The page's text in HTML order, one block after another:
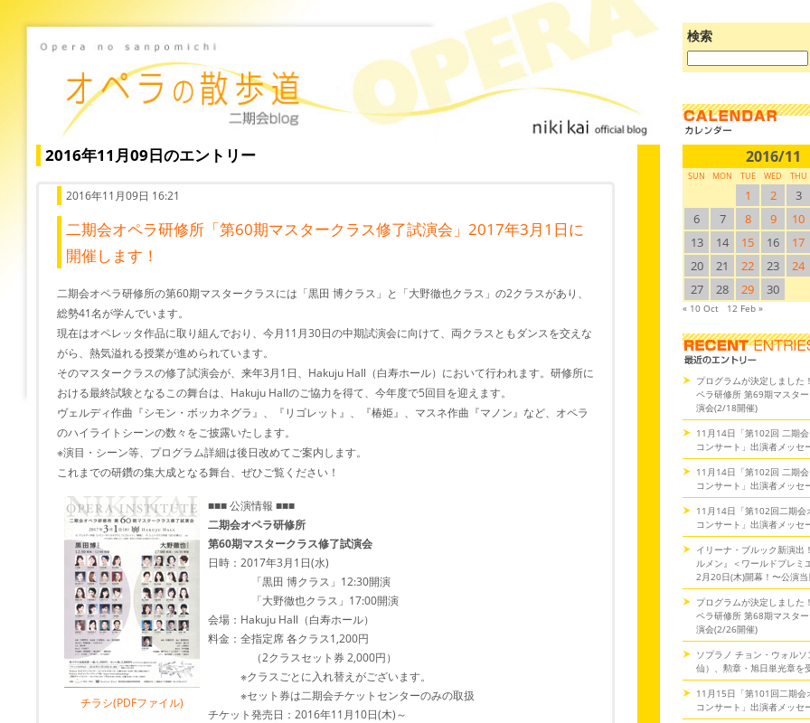
検索
ブ
ロ
検
索:
2016年11月09日のエントリー
2016年11月09日 16:21
二期会オペラ研修所「第60期マスタークラス修了試演会」2017年3月1日に
開催します！
二期会オペラ研修所の第60期マスタークラスには「黒田 博クラス」と「大野徹也クラス」の2クラスがあり、
総勢41名が学んでいます。
現在はオペレッタ作品に取り組んでおり、今月11月30日の中期試演会に向けて、両クラスともダンスを交えな
がら、熱気溢れる授業が進められています。
そのマスタークラスの修了試演会が、来年3月1日、Hakuju Hall（白寿ホール）において行われます。研修所に
おける最終試験となるこの舞台は、Hakuju Hallのご協力を得て、今年度で5回目を迎えます。
ヴェルディ作曲『シモン・ボッカネグラ』、『リゴレット』、『椿姫』、マスネ作曲『マノン』など、オペラ
のハイライトシーンの数々をご披露いたします。
※演目・シーン等、プログラム詳細は後日改めてご案内します。
これまでの研鑽の集大成となる舞台、ぜひご覧ください！
チラシ(PDFファイル)
■■■ 公演情報 ■■■
二期会オペラ研修所
第60期マスタークラス修了試演会
日時：2017年3月1日(水)
「黒田 博クラス」12:30開演
「大野徹也クラス」17:00開演
会場：Hakuju Hall（白寿ホール）
料金：全指定席 各クラス1,200円
（2クラスセット券 2,000円）
※クラスごとに入れ替えがございます。
※セット券は二期会チケットセンターのみの取扱
チケット発売日：2016年11月10日(木)～
2016/11
SUN MON TUE WED THU
1 2
3
6
7 8 9
10
13
14 15 16
17
20
21 22 23
24
27
28 29 30
« 10 Oct 12 Feb »
プログラムが決定しました
ペラ研修所 第69期マスタ
演会(2/18開催)
11月14日「第102回 二期
コンサート」出演者メッセ
11月14日「第102回 二期
コンサート」出演者メッセ
11月14日「第102回二期会
コンサート」出演者メッセ
イリーナ・ブルック新演出
ルメン』＜ワールドプレミ
2月20日(木)開幕！〜公演
プログラムが決定しました
ペラ研修所 第68期マスタ
演会(2/26開催)
ソプラノ チョン・ウォルソ
仙）、勲章・旭日単光章を
11月15日「第101回二期会
コンサート」出演者メッセ